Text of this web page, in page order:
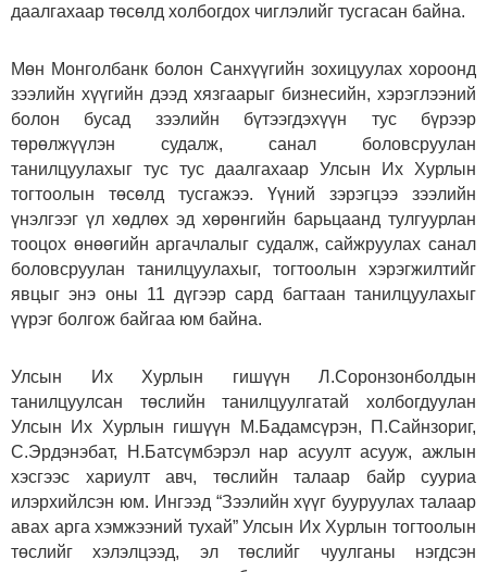
даалгахаар төсөлд холбогдох чиглэлийг тусгасан байна.
Мөн Монголбанк болон Санхүүгийн зохицуулах хороонд
зээлийн хүүгийн дээд хязгаарыг бизнесийн, хэрэглээний
болон бусад зээлийн бүтээгдэхүүн тус бүрээр
төрөлжүүлэн судалж, санал боловсруулан
танилцуулахыг тус тус даалгахаар Улсын Их Хурлын
тогтоолын төсөлд тусгажээ. Үүний зэрэгцээ зээлийн
үнэлгээг үл хөдлөх эд хөрөнгийн барьцаанд тулгуурлан
тооцох өнөөгийн аргачлалыг судалж, сайжруулах санал
боловсруулан танилцуулахыг, тогтоолын хэрэгжилтийг
явцыг энэ оны 11 дүгээр сард багтаан танилцуулахыг
үүрэг болгож байгаа юм байна.
Улсын Их Хурлын гишүүн Л.Соронзонболдын
танилцуулсан төслийн танилцуулгатай холбогдуулан
Улсын Их Хурлын гишүүн М.Бадамсүрэн, П.Сайнзориг,
С.Эрдэнэбат, Н.Батсүмбэрэл нар асуулт асууж, ажлын
хэсгээс хариулт авч, төслийн талаар байр сууриа
илэрхийлсэн юм. Ингээд “Зээлийн хүүг бууруулах талаар
авах арга хэмжээний тухай” Улсын Их Хурлын тогтоолын
төслийг хэлэлцээд, эл төслийг чуулганы нэгдсэн